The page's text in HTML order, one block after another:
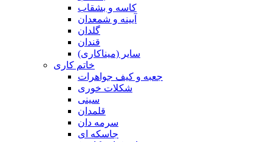
کاسه و بشقاب
آیینه و شمعدان
گلدان
قندان
سایر (میناکاری)
خاتم کاری
جعبه و کیف جواهرات
شکلات خوری
سینی
قلمدان
سرمه دان
جاسکه ای